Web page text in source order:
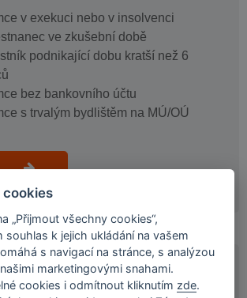
v exekuci nebo v insolvenci
ve zkušební době
podnikající dobu kratší než 6
bez bankovního účtu
s trvalým bydlištěm na MÚ/OÚ
A NAŠE VÝHODY
cookies
„Přijmout všechny cookies“,
souhlas k jejich ukládání na vašem
s navigací na stránce, s analýzou
marketingovými snahami.
cookies i odmítnout kliknutím zde.